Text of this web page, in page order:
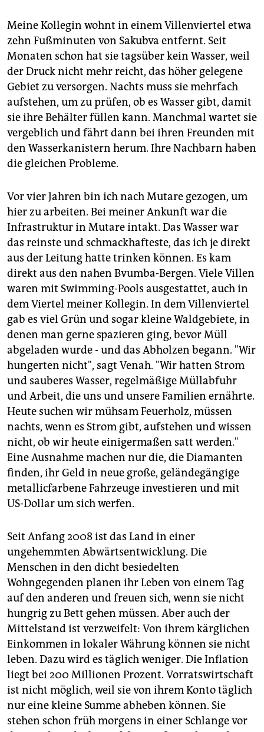
Meine Kollegin wohnt in einem Villenviertel etwa
zehn Fußminuten von Sakubva entfernt. Seit
Monaten schon hat sie tagsüber kein Wasser, weil
der Druck nicht mehr reicht, das höher gelegene
Gebiet zu versorgen. Nachts muss sie mehrfach
aufstehen, um zu prüfen, ob es Wasser gibt, damit
sie ihre Behälter füllen kann. Manchmal wartet sie
vergeblich und fährt dann bei ihren Freunden mit
den Wasserkanistern herum. Ihre Nachbarn haben
die gleichen Probleme.
Vor vier Jahren bin ich nach Mutare gezogen, um
hier zu arbeiten. Bei meiner Ankunft war die
Infrastruktur in Mutare intakt. Das Wasser war
das reinste und schmackhafteste, das ich je direkt
aus der Leitung hatte trinken können. Es kam
direkt aus den nahen Bvumba-Bergen. Viele Villen
waren mit Swimming-Pools ausgestattet, auch in
dem Viertel meiner Kollegin. In dem Villenviertel
gab es viel Grün und sogar kleine Waldgebiete, in
denen man gerne spazieren ging, bevor Müll
abgeladen wurde - und das Abholzen begann. "Wir
hungerten nicht", sagt Venah. "Wir hatten Strom
und sauberes Wasser, regelmäßige Müllabfuhr
und Arbeit, die uns und unsere Familien ernährte.
Heute suchen wir mühsam Feuerholz, müssen
nachts, wenn es Strom gibt, aufstehen und wissen
nicht, ob wir heute einigermaßen satt werden."
Eine Ausnahme machen nur die, die Diamanten
finden, ihr Geld in neue große, geländegängige
metallicfarbene Fahrzeuge investieren und mit
US-Dollar um sich werfen.
Seit Anfang 2008 ist das Land in einer
ungehemmten Abwärtsentwicklung. Die
Menschen in den dicht besiedelten
Wohngegenden planen ihr Leben von einem Tag
auf den anderen und freuen sich, wenn sie nicht
hungrig zu Bett gehen müssen. Aber auch der
Mittelstand ist verzweifelt: Von ihrem kärglichen
Einkommen in lokaler Währung können sie nicht
leben. Dazu wird es täglich weniger. Die Inflation
liegt bei 200 Millionen Prozent. Vorratswirtschaft
ist nicht möglich, weil sie von ihrem Konto täglich
nur eine kleine Summe abheben können. Sie
stehen schon früh morgens in einer Schlange vor